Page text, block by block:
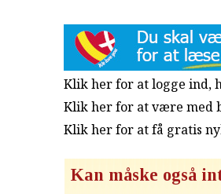
Klik her for at logge ind,
Klik her for at være med
Klik her for at få gratis
Kan måske også